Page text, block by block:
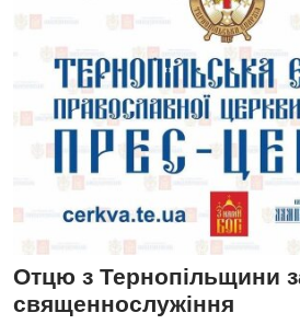
Отцю з Тернопільщини
священнослужіння